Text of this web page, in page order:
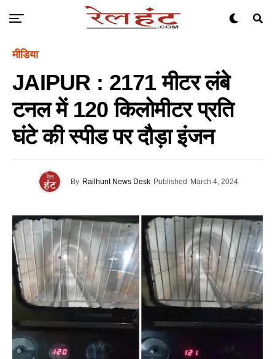
मीडिया
JAIPUR : 2171 मीटर लंबे
टनल में 120 किलोमीटर प्रति
घंटे की स्पीड पर दौड़ा इंजन
By Railhunt News Desk Published March 4, 2024